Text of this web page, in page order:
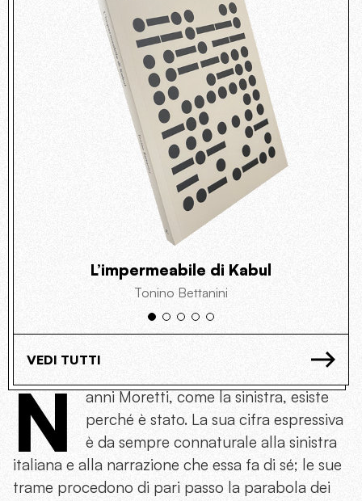
L’impermeabile di Kabul
Tonino Bettanini
VEDI TUTTI
N
anni Moretti, come la sinistra, esiste
perché è stato. La sua cifra espressiva
è da sempre connaturale alla sinistra
italiana e alla narrazione che essa fa di sé; le sue
trame procedono di pari passo la parabola dei